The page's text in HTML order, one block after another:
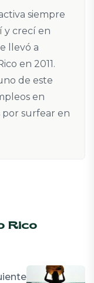
siempre
y crecí en
llevó a
en 2011.
de este
en
por surfear en
Rico